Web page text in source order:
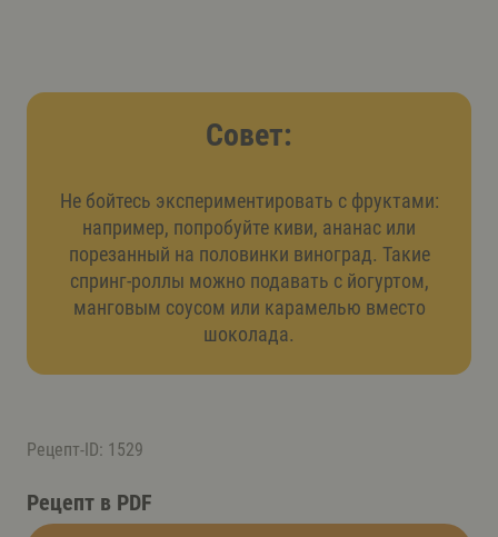
Совет:
Не бойтесь экспериментировать с фруктами:
например, попробуйте киви, ананас или
порезанный на половинки виноград. Такие
спринг-роллы можно подавать с йогуртом,
манговым соусом или карамелью вместо
шоколада.
Рецепт-ID: 1529
Рецепт в PDF